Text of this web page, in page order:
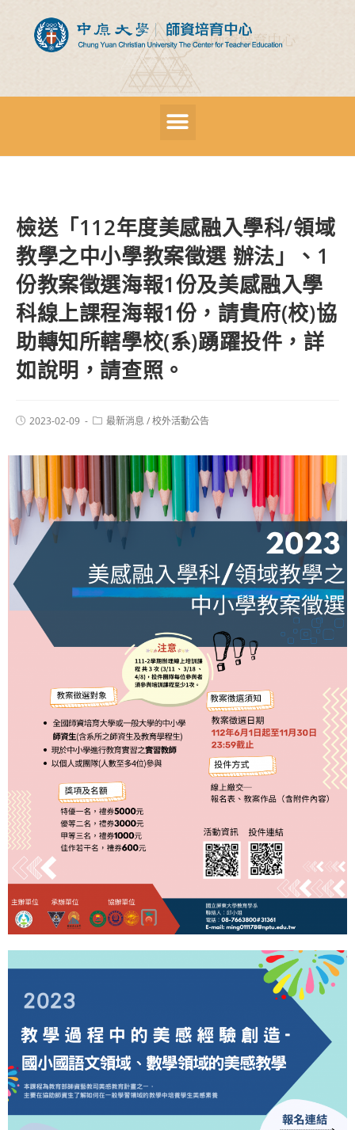
檢送「112年度美感融入學科/領域
教學之中小學教案徵選 辦法」、1
份教案徵選海報1份及美感融入學
科線上課程海報1份，請貴府(校)協
助轉知所轄學校(系)踴躍投件，詳
如說明，請查照。
2023-02-09 最新消息 /校外活動公告